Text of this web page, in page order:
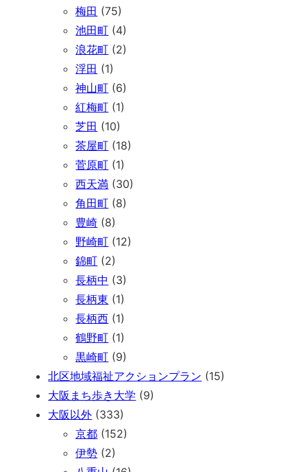
梅田 (75)
池田町 (4)
浪花町 (2)
浮田 (1)
神山町 (6)
紅梅町 (1)
芝田 (10)
茶屋町 (18)
菅原町 (1)
西天満 (30)
角田町 (8)
豊崎 (8)
野崎町 (12)
錦町 (2)
長柄中 (3)
長柄東 (1)
長柄西 (1)
鶴野町 (1)
黒崎町 (9)
北区地域福祉アクションプラン (15)
大阪まち歩き大学 (9)
大阪以外 (333)
京都 (152)
伊勢 (2)